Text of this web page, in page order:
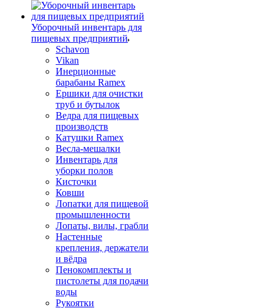
Уборочный инвентарь для
пищевых предприятий
Schavon
Vikan
Инерционные
барабаны Ramex
Ершики для очистки
труб и бутылок
Ведра для пищевых
производств
Катушки Ramex
Весла-мешалки
Инвентарь для
уборки полов
Кисточки
Ковши
Лопатки для пищевой
промышленности
Лопаты, вилы, грабли
Настенные
крепления, держатели
и вёдра
Пенокомплекты и
пистолеты для подачи
воды
Рукоятки